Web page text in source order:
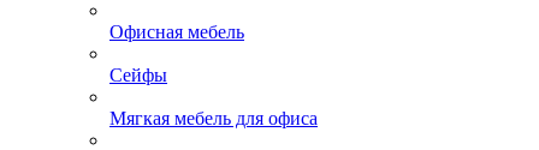
Офисная мебель
Сейфы
Мягкая мебель для офиса